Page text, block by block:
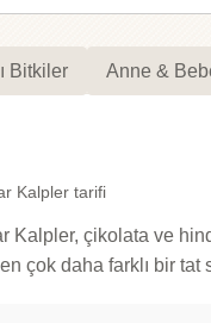
Bitkiler Anne &
Kalpler tarifi
Kalpler, çikolata ve
çok daha farklı bir